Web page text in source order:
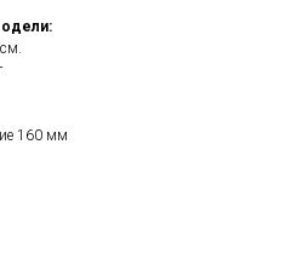
160 мм